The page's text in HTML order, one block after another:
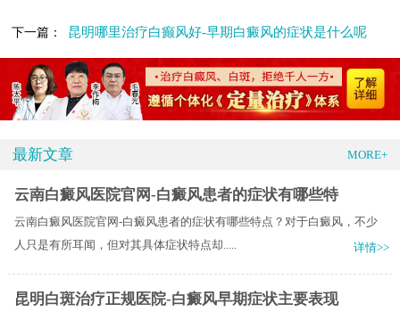
下一篇： 昆明哪里治疗白癫风好-早期白癜风的症状是什么呢
最新文章 MORE+
云南白癜风医院官网-白癜风患者的症状有哪些特
云南白癜风医院官网-白癜风患者的症状有哪些特点？对于白癜风，不少
人只是有所耳闻，但对其具体症状特点却.....
详情>>
昆明白斑治疗正规医院-白癜风早期症状主要表现